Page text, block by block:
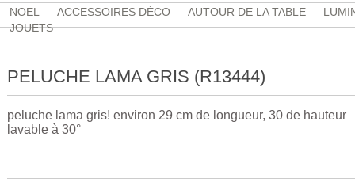
NOEL ACCESSOIRES DÉCO AUTOUR DE LA TABLE
JOUETS
PELUCHE LAMA GRIS (R13444)
peluche lama gris! environ 29 cm de longueur, 30 de hauteur
lavable à 30°